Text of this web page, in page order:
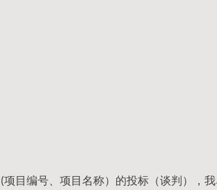
(项目编号、项目名称）的投标（谈判），